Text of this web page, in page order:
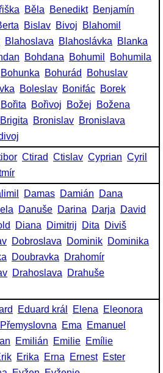
Běla Benedikt Benjamín
Bislav Bivoj
Blahomil
Blahoslava Blahoslávka
Blanka
Bohdana Bohumil
Bohumila
Bohunka Bohurád
Bohuslav
Boleslav Bonifác Borek
Bořita Bořivoj Božej
Božena
Brigita Bronislav Bronislava
Ctirad Ctislav Cyprian Cyril
Damas Damián
Dana
Danuše Darina Darja
David
Diana Dimitrij Dita
Diviš
Dobroslava Dominik Dominika
Doubravka
Drahomír
Drahoslava
Drahuše
Eduard král Elena
Eleonora
Ema
Emanuel
Emilián Emilie Emílie
Erika Erna Ernest Ester